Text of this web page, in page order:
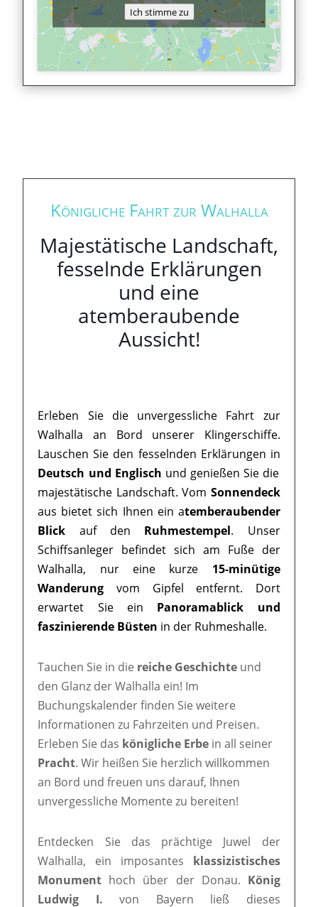
Ich stimme zu
Königliche Fahrt zur Walhalla
Majestätische Landschaft,
fesselnde Erklärungen
und eine
atemberaubende
Aussicht!
Erleben Sie die unvergessliche Fahrt zur
Walhalla an Bord unserer Klingerschiffe.
Lauschen Sie den fesselnden Erklärungen in
Deutsch und Englisch und genießen Sie die
majestätische Landschaft. Vom Sonnendeck
aus bietet sich Ihnen ein atemberaubender
Blick auf den Ruhmestempel. Unser
Schiffsanleger befindet sich am Fuße der
Walhalla, nur eine kurze 15-minütige
Wanderung vom Gipfel entfernt. Dort
erwartet Sie ein Panoramablick und
faszinierende Büsten in der Ruhmeshalle.
Tauchen Sie in die reiche Geschichte und
den Glanz der Walhalla ein! Im
Buchungskalender finden Sie weitere
Informationen zu Fahrzeiten und Preisen.
Erleben Sie das königliche Erbe in all seiner
Pracht. Wir heißen Sie herzlich willkommen
an Bord und freuen uns darauf, Ihnen
unvergessliche Momente zu bereiten!
Entdecken Sie das prächtige Juwel der
Walhalla, ein imposantes klassizistisches
Monument hoch über der Donau. König
Ludwig I. von Bayern ließ dieses